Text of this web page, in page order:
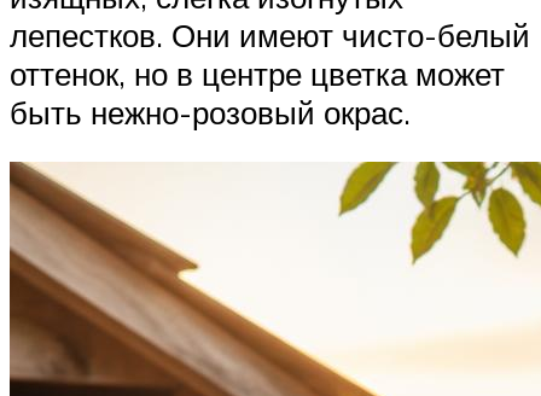
лепестков. Они имеют чисто-белый
оттенок, но в центре цветка может
быть нежно-розовый окрас.